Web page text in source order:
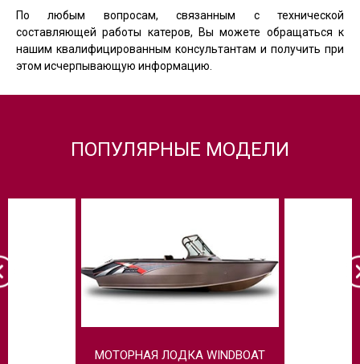
По любым вопросам, связанным с технической
составляющей работы катеров, Вы можете обращаться к
нашим квалифицированным консультантам и получить при
этом исчерпывающую информацию.
ПОПУЛЯРНЫЕ МОДЕЛИ
МОТОРНАЯ ЛОДКА WINDBOAT